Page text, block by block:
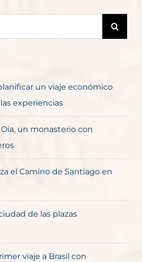
un viaje económico
experiencias
un monasterio con
el Camino de Santiago en
de las plazas
viaje a Brasil con